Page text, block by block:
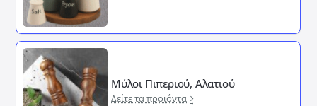
Μύλοι Πιπεριού, Αλατιού
Δείτε τα προιόντα